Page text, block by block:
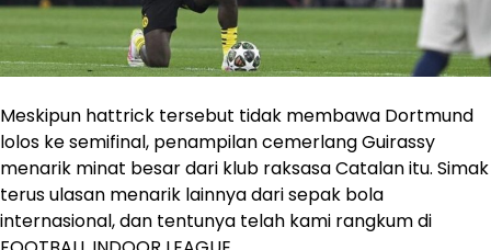
Meskipun hattrick tersebut tidak membawa Dortmund
lolos ke semifinal, penampilan cemerlang Guirassy
menarik minat besar dari klub raksasa Catalan itu. Simak
terus ulasan menarik lainnya dari sepak bola
internasional, dan tentunya telah kami rangkum di